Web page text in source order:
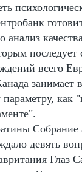
последует
всего
занимает
как
Собрание
девять
Глаз